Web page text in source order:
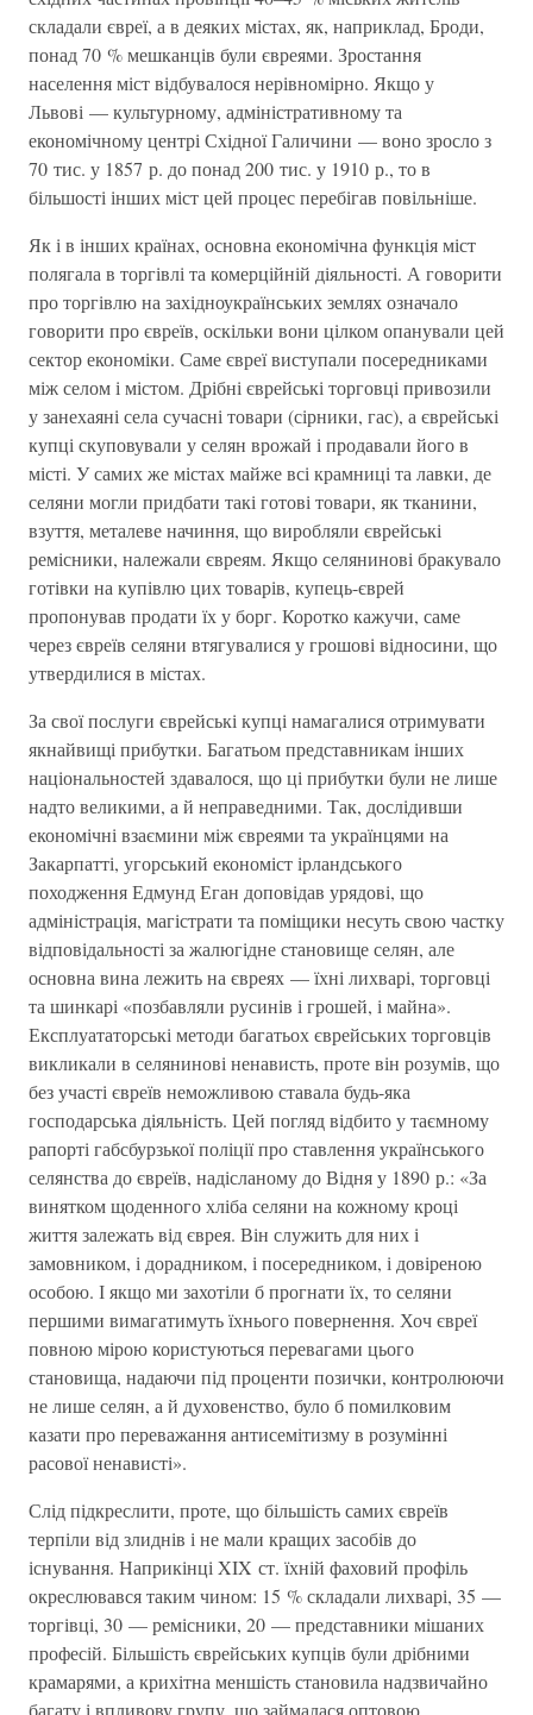
складали євреї, а в деяких містах, як, наприклад, Броди,
понад 70 % мешканців були євреями. Зростання
населення міст відбувалося нерівномірно. Якщо у
Львові — культурному, адміністративному та
економічному центрі Східної Галичини — воно зросло з
70 тис. у 1857 р. до понад 200 тис. у 1910 р., то в
більшості інших міст цей процес перебігав повільніше.
Як і в інших країнах, основна економічна функція міст
полягала в торгівлі та комерційній діяльності. А говорити
про торгівлю на західноукраїнських землях означало
говорити про євреїв, оскільки вони цілком опанували цей
сектор економіки. Саме євреї виступали посередниками
між селом і містом. Дрібні єврейські торговці привозили
у занехаяні села сучасні товари (сірники, гас), а єврейські
купці скуповували у селян врожай і продавали його в
місті. У самих же містах майже всі крамниці та лавки, де
селяни могли придбати такі готові товари, як тканини,
взуття, металеве начиння, що виробляли єврейські
ремісники, належали євреям. Якщо селянинові бракувало
готівки на купівлю цих товарів, купець-єврей
пропонував продати їх у борг. Коротко кажучи, саме
через євреїв селяни втягувалися у грошові відносини, що
утвердилися в містах.
За свої послуги єврейські купці намагалися отримувати
якнайвищі прибутки. Багатьом представникам інших
національностей здавалося, що ці прибутки були не лише
надто великими, а й неправедними. Так, дослідивши
економічні взаємини між євреями та українцями на
Закарпатті, угорський економіст ірландського
походження Едмунд Еган доповідав урядові, що
адміністрація, магістрати та поміщики несуть свою частку
відповідальності за жалюгідне становище селян, але
основна вина лежить на євреях — їхні лихварі, торговці
та шинкарі «позбавляли русинів і грошей, і майна».
Експлуататорські методи багатьох єврейських торговців
викликали в селянинові ненависть, проте він розумів, що
без участі євреїв неможливою ставала будь-яка
господарська діяльність. Цей погляд відбито у таємному
рапорті габсбурзької поліції про ставлення українського
селянства до євреїв, надісланому до Відня у 1890 р.: «За
винятком щоденного хліба селяни на кожному кроці
життя залежать від єврея. Він служить для них і
замовником, і дорадником, і посередником, і довіреною
особою. І якщо ми захотіли б прогнати їх, то селяни
першими вимагатимуть їхнього повернення. Хоч євреї
повною мірою користуються перевагами цього
становища, надаючи під проценти позички, контролюючи
не лише селян, а й духовенство, було б помилковим
казати про переважання антисемітизму в розумінні
расової ненависті».
Слід підкреслити, проте, що більшість самих євреїв
терпіли від злиднів і не мали кращих засобів до
існування. Наприкінці XIX ст. їхній фаховий профіль
окреслювався таким чином: 15 % складали лихварі, 35 —
торгівці, 30 — ремісники, 20 — представники мішаних
професій. Більшість єврейських купців були дрібними
крамарями, а крихітна меншість становила надзвичайно
багату і впливову групу, що займалася оптовою